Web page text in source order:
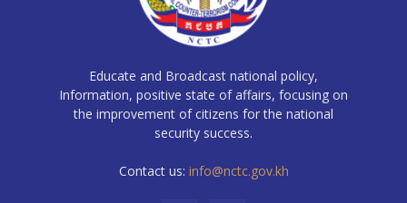
Educate and Broadcast national policy,
Information, positive state of affairs, focusing on
the improvement of citizens for the national
security success.
Contact us: info@nctc.gov.kh